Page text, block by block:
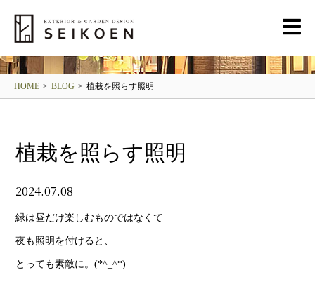
HOME > BLOG > 植栽を照らす照明
植栽を照らす照明
2024.07.08
緑は昼だけ楽しむものではなくて
夜も照明を付けると、
とっても素敵に。(*^_^*)